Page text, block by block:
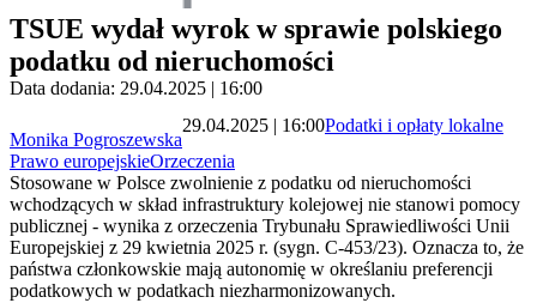
TSUE wydał wyrok w sprawie polskiego
podatku od nieruchomości
Data dodania: 29.04.2025 | 16:00
Monika Pogroszewska
29.04.2025 | 16:00Podatki i opłaty lokalne
Prawo europejskieOrzeczenia
Stosowane w Polsce zwolnienie z podatku od nieruchomości
wchodzących w skład infrastruktury kolejowej nie stanowi pomocy
publicznej - wynika z orzeczenia Trybunału Sprawiedliwości Unii
Europejskiej z 29 kwietnia 2025 r. (sygn. C-453/23). Oznacza to, że
państwa członkowskie mają autonomię w określaniu preferencji
podatkowych w podatkach niezharmonizowanych.